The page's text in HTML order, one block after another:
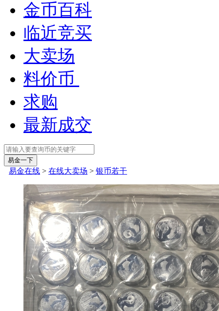
金币百科
临近竞买
大卖场
料价币
求购
最新成交
易金在线 > 在线大卖场 > 银币若干